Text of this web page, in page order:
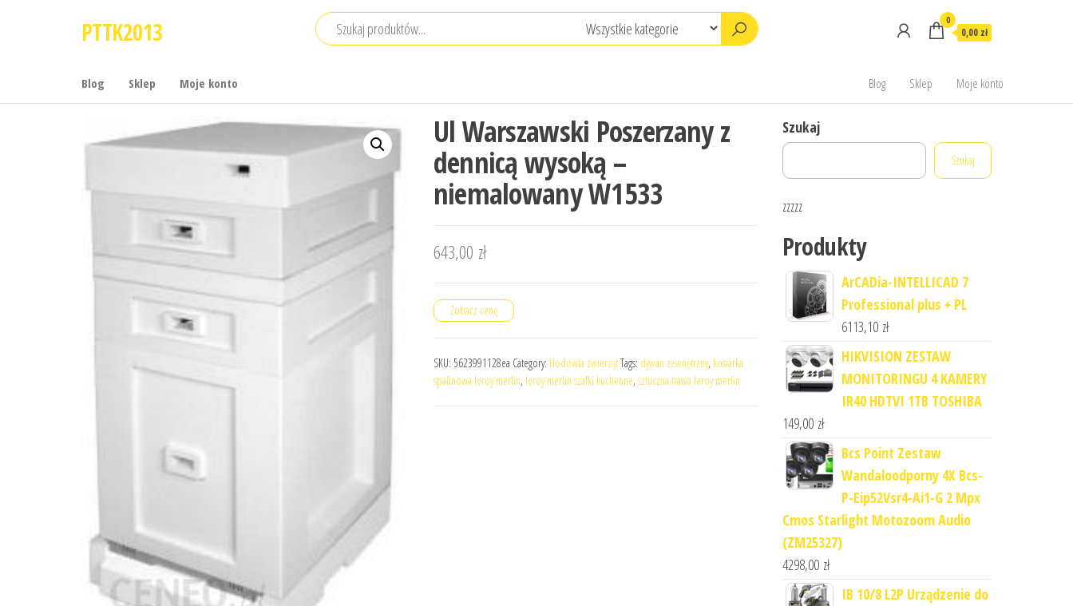
PTTK2013 0
0,00 zł
Blog Sklep Moje konto Blog Sklep Moje konto
Ul Warszawski Poszerzany z
dennicą wysoką –
niemalowany W1533
643,00 zł
Zobacz cenę
SKU: 5623991128ea Category: Hodowla zwierzątTags: dywan zewnętrzny, kosiarka
spalinowa leroy merlin, leroy merlin szafki kuchenne, sztuczna trawa leroy merlin
Szukaj
Szukaj
zzzzz
Produkty
ArCADia-INTELLICAD 7
Professional plus + PL
6113,10 zł
HIKVISION ZESTAW
MONITORINGU 4 KAMERY
IR40 HDTVI 1TB TOSHIBA
149,00 zł
Bcs Point Zestaw
Wandaloodporny 4X Bcs-
P-Eip52Vsr4-Ai1-G 2 Mpx
Cmos Starlight Motozoom Audio
(ZM25327)
4298,00 zł
IB 10/8 L2P Urządzenie do